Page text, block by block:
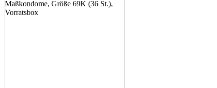
53D
53E